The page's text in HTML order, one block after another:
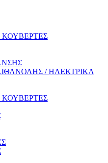
ΚΟΥΒΕΡΤΕΣ
/ ΗΛΕΚΤΡΙΚΑ
ΚΟΥΒΕΡΤΕΣ